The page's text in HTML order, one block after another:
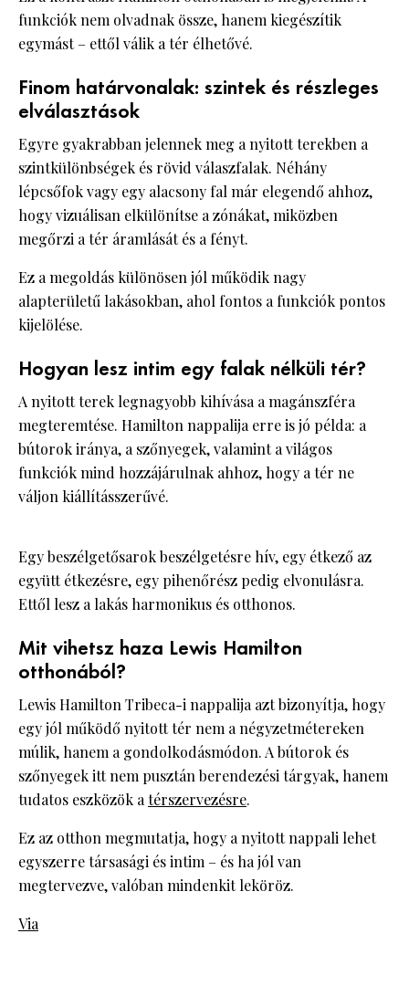
funkciók nem olvadnak össze, hanem kiegészítik
egymást – ettől válik a tér élhetővé.
Finom határvonalak: szintek és részleges
elválasztások
Egyre gyakrabban jelennek meg a nyitott terekben a
szintkülönbségek és rövid válaszfalak. Néhány
lépcsőfok vagy egy alacsony fal már elegendő ahhoz,
hogy vizuálisan elkülönítse a zónákat, miközben
megőrzi a tér áramlását és a fényt.
Ez a megoldás különösen jól működik nagy
alapterületű lakásokban, ahol fontos a funkciók pontos
kijelölése.
Hogyan lesz intim egy falak nélküli tér?
A nyitott terek legnagyobb kihívása a magánszféra
megteremtése. Hamilton nappalija erre is jó példa: a
bútorok iránya, a szőnyegek, valamint a világos
funkciók mind hozzájárulnak ahhoz, hogy a tér ne
váljon kiállításszerűvé.
Egy beszélgetősarok beszélgetésre hív, egy étkező az
együtt étkezésre, egy pihenőrész pedig elvonulásra.
Ettől lesz a lakás harmonikus és otthonos.
Mit vihetsz haza Lewis Hamilton
otthonából?
Lewis Hamilton Tribeca-i nappalija azt bizonyítja, hogy
egy jól működő nyitott tér nem a négyzetmétereken
múlik, hanem a gondolkodásmódon. A bútorok és
szőnyegek itt nem pusztán berendezési tárgyak, hanem
tudatos eszközök atérszervezésre.
Ez az otthon megmutatja, hogy a nyitott nappali lehet
egyszerre társasági és intim – és ha jól van
megtervezve, valóban mindenkit leköröz.
Via